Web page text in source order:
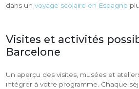
dans un voyage scolaire en Espagne
Visites et activités
Barcelone
Un aperçu des visites, musées et
intégrer à votre programme. Chaque